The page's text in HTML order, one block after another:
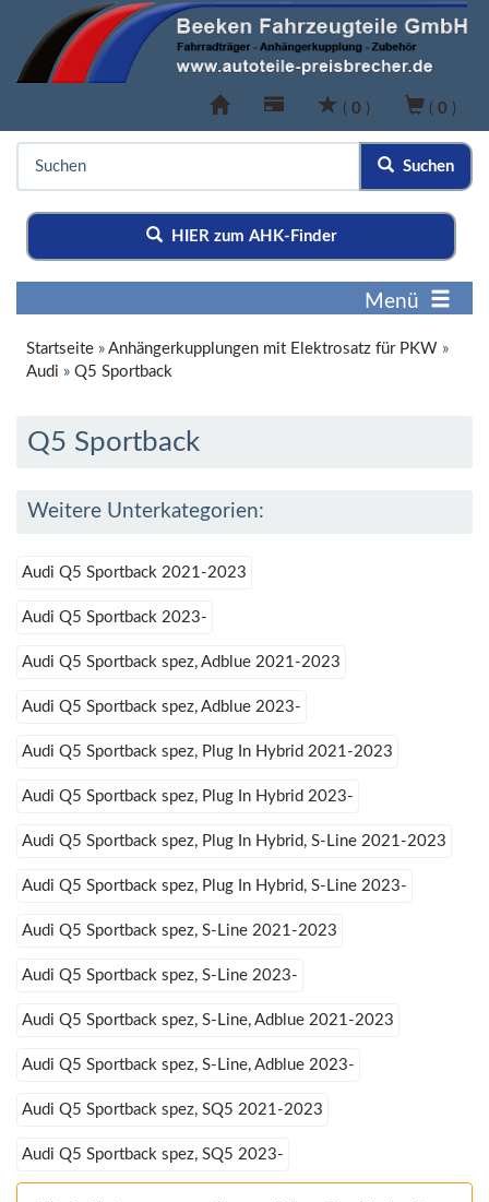
( 0 ) ( 0 )
Suchen
HIER zum AHK-Finder
Menü
Startseite » Anhängerkupplungen mit Elektrosatz für PKW »
Audi » Q5 Sportback
Q5 Sportback
Weitere Unterkategorien:
Audi Q5 Sportback 2021-2023
Audi Q5 Sportback 2023-
Audi Q5 Sportback spez, Adblue 2021-2023
Audi Q5 Sportback spez, Adblue 2023-
Audi Q5 Sportback spez, Plug In Hybrid 2021-2023
Audi Q5 Sportback spez, Plug In Hybrid 2023-
Audi Q5 Sportback spez, Plug In Hybrid, S-Line 2021-2023
Audi Q5 Sportback spez, Plug In Hybrid, S-Line 2023-
Audi Q5 Sportback spez, S-Line 2021-2023
Audi Q5 Sportback spez, S-Line 2023-
Audi Q5 Sportback spez, S-Line, Adblue 2021-2023
Audi Q5 Sportback spez, S-Line, Adblue 2023-
Audi Q5 Sportback spez, SQ5 2021-2023
Audi Q5 Sportback spez, SQ5 2023-